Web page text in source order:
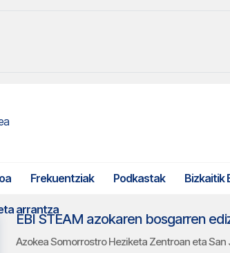
Frekuentziak Podkastak Bizkaitik
arrantza
EBI STEAM azokaren bosgarren
Azokea Somorrostro Heziketa Zentroan eta